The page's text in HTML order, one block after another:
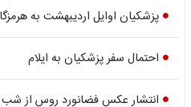
پزشکیان اوایل اردیبهشت به
احتمال سفر پزشکیان به ایلام
انتشار عکس فضانورد روس از شب